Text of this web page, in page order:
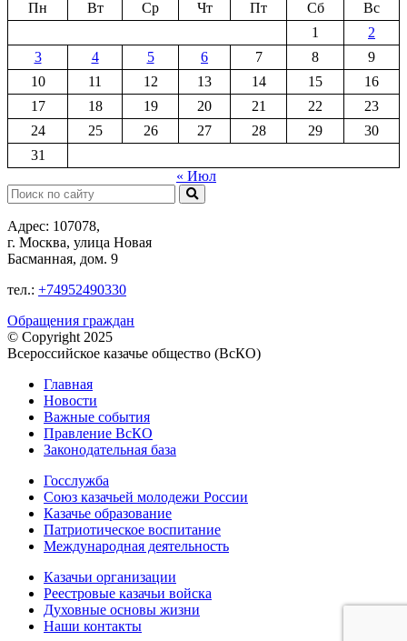
Пн
Вт Ср Чт Пт Сб
Вс
1
2
3
4 5 6 7 8
9
10
11 12 13 14 15
16
17
18 19 20 21 22
23
24
25 26 27 28 29
30
31
« Июл
Поиск:
Адрес: 107078,
г. Москва, улица Новая
Басманная, дом. 9
тел.: +74952490330
Обращения граждан
© Copyright 2025
Всероссийское казачье общество (ВсКО)
Главная
Новости
Важные события
Правление ВсКО
Законодательная база
Госслужба
Союз казачьей молодежи России
Казачье образование
Патриотическое воспитание
Международная деятельность
Казачьи организации
Реестровые казачьи войска
Духовные основы жизни
Наши контакты